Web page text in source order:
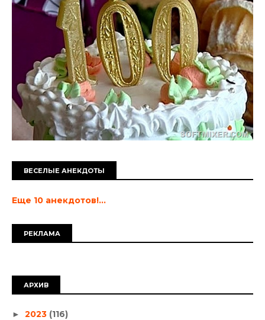
ВЕСЕЛЫЕ АНЕКДОТЫ
Еще 10 анекдотов!...
РЕКЛАМА
АРХИВ
► 2023 (116)